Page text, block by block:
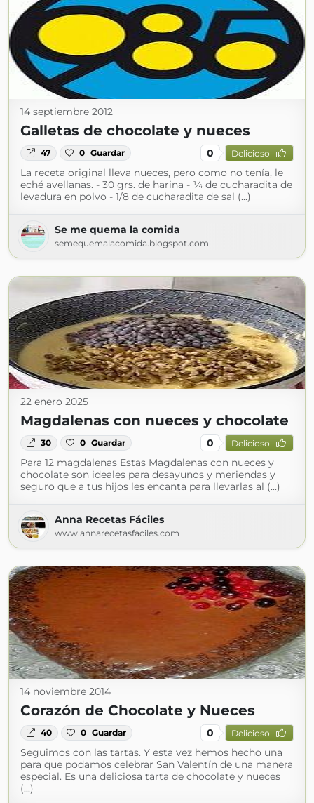
14 septiembre 2012
Galletas de chocolate y nueces
47 0 Guardar 0 Delicioso
La receta original lleva nueces, pero como no tenía, le
eché avellanas. - 30 grs. de harina - ¼ de cucharadita de
levadura en polvo - 1/8 de cucharadita de sal (...)
Se me quema la comida
semequemalacomida.blogspot.com
22 enero 2025
Magdalenas con nueces y chocolate
30 0 Guardar 0 Delicioso
Para 12 magdalenas Estas Magdalenas con nueces y
chocolate son ideales para desayunos y meriendas y
seguro que a tus hijos les encanta para llevarlas al (...)
Anna Recetas Fáciles
www.annarecetasfaciles.com
14 noviembre 2014
Corazón de Chocolate y Nueces
40 0 Guardar 0 Delicioso
Seguimos con las tartas. Y esta vez hemos hecho una
para que podamos celebrar San Valentín de una manera
especial. Es una deliciosa tarta de chocolate y nueces
(...)